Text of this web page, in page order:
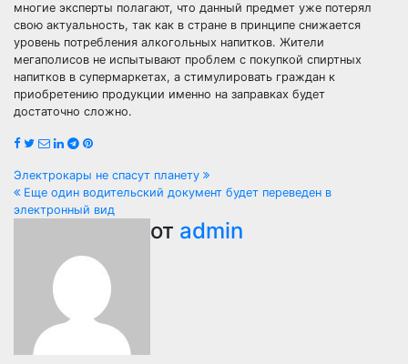
многие эксперты полагают, что данный предмет уже потерял
свою актуальность, так как в стране в принципе снижается
уровень потребления алкогольных напитков. Жители
мегаполисов не испытывают проблем с покупкой спиртных
напитков в супермаркетах, а стимулировать граждан к
приобретению продукции именно на заправках будет
достаточно сложно.
Навигация
по
записям
Электрокары не спасут планету
Еще один водительский документ будет переведен в
электронный вид
от admin